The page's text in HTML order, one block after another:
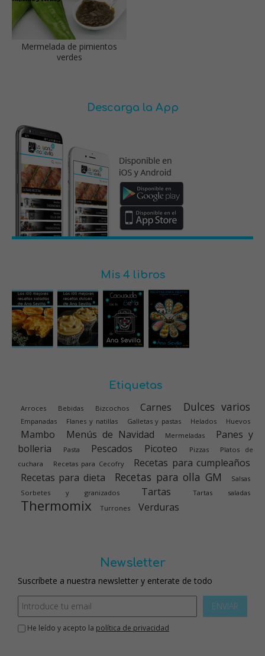
Mermelada de pimientos
verdes
Descarga la App
Mis 4 libros
Etiquetas
Arroces Bebidas Bizcochos Carnes Dulces varios
Empanadas Flanes y natillas Galletas y pastas Helados Huevos
Mambo Menús de Navidad Mermeladas
Panes y
bolleria
Pasta Pescados Picoteo Pizzas
Platos de
cuchara
Recetas para Cecofry
Recetas para cumpleaños
Recetas para dieta
Recetas para olla GM
Salsas
Sorbetes y granizados
Tartas Tartas saladas
Thermomix Turrones Verduras
Newsletter
Suscríbete a nuestra newsletter y enterate de todo
ENVIAR
He leído y acepto la política de privacidad